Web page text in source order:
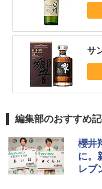
サ
編集部のおすすめ
櫻井
に。
レブ